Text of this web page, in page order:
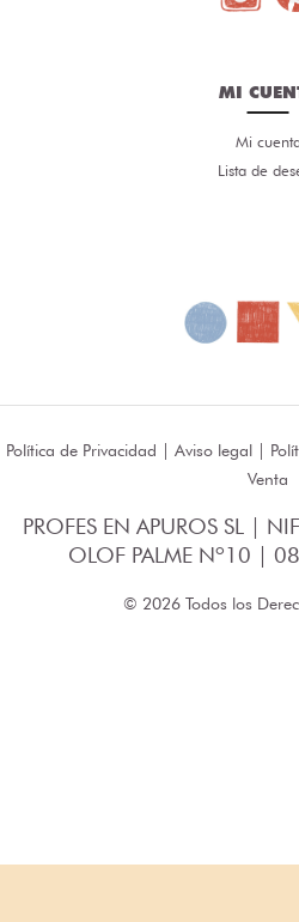
MI
Mi
Lista de
Política de Privacidad | Aviso legal|
Venta
PROFES EN APUROS SL |
OLOF PALME Nº10 |
© 2026 Todos los